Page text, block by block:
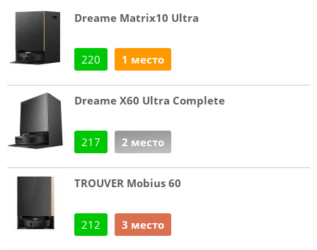
Dreame Matrix10 Ultra
220 1 место
Dreame X60 Ultra Complete
217 2 место
TROUVER Mobius 60
212 3 место